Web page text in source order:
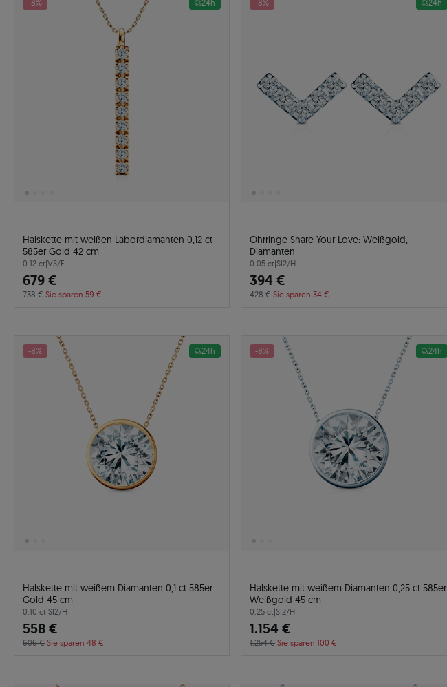
-8% 24h
Halskette mit weißen Labordiamanten 0,12 ct
585er Gold 42 cm
0.12 ct|VS/F
679 €
738 € Sie sparen 59 €
-8% 24h
Ohrringe Share Your Love: Weißgold,
Diamanten
0.05 ct|SI2/H
394 €
428 € Sie sparen 34 €
-8% 24h
Halskette mit weißem Diamanten 0,1 ct 585er
Gold 45 cm
0.10 ct|SI2/H
558 €
606 € Sie sparen 48 €
-8% 24h
Halskette mit weißem Diamanten 0,25 ct 585er
Weißgold 45 cm
0.25 ct|SI2/H
1.154 €
1.254 € Sie sparen 100 €